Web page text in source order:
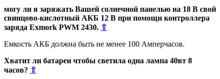
могу ли я заряжать Вашей солнечной панелью на 18 В свой
свинцово-кислотный АКБ 12 В при помощи контроллера
заряда Exmork PWM 2430. ⇧
Емкость АКБ должна быть не менее 100 Амперчасов.
Хватит ли батареи чтобы светила одна лампа 40вт 8
часов? ⇧